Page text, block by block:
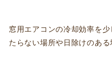
窓用エアコンの冷却効率を
たらない場所や日除けのある